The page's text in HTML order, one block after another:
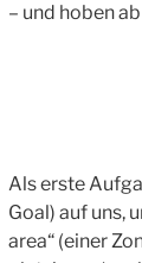
– und hoben
Als erste
Goal) auf uns,
area“ (einer